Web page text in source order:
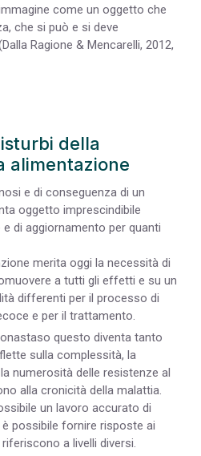
come un oggetto che
che si può e si deve
Ragione & Mencarelli, 2012,
della
alimentazione
e di conseguenza di un
oggetto imprescindibile
e di aggiornamento per quanti
merita oggi la necessità di
a tutti gli effetti e su un
differenti per il processo di
e per il trattamento.
questo diventa tanto
sulla complessità, la
numerosità delle resistenze al
alla cronicità della malattia.
un lavoro accurato di
possibile fornire risposte ai
a livelli diversi.